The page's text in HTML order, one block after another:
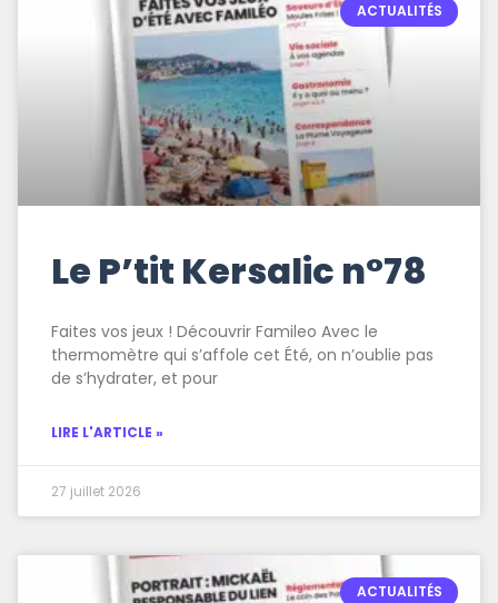
ACTUALITÉS
Le P’tit Kersalic n°78
Faites vos jeux ! Découvrir Famileo Avec le
thermomètre qui s’affole cet Été, on n’oublie pas
de s’hydrater, et pour
LIRE L'ARTICLE »
27 juillet 2026
ACTUALITÉS